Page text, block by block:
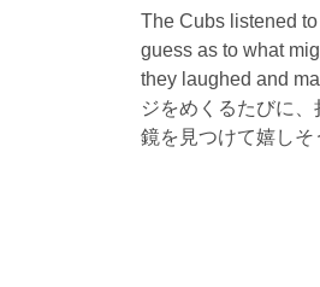
The Cubs listened
guess as to what
they laughed and
ジをめくるたびに
鏡を見つけて嬉しそ